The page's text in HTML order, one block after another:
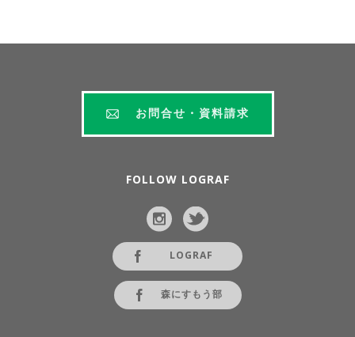
お問合せ・資料請求
FOLLOW LOGRAF
LOGRAF
森にすもう部